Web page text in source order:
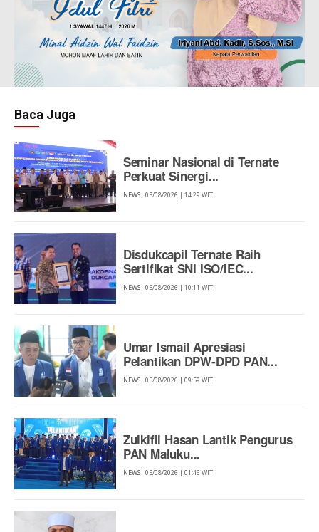
Baca Juga
Seminar Nasional di Ternate
Perkuat Sinergi...
NEWS 05/08/2026 | 14:29 WIT
Disdukcapil Ternate Raih
Sertifikat SNI ISO/IEC...
NEWS 05/08/2026 | 10:11 WIT
Umar Ismail Apresiasi
Pelantikan DPW-DPD PAN...
NEWS 05/08/2026 | 09:59 WIT
Zulkifli Hasan Lantik Pengurus
PAN Maluku...
NEWS 05/08/2026 | 01:46 WIT